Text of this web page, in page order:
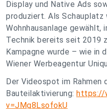
Display und Native Ads
produziert. Als Schauplatz
Wohnhausanlage gewählt,
Technik bereits seit 2019
Kampagne wurde – wie in
Wiener Werbeagentur
Der Videospot im Rahmen
Bauteilaktivierung: https://
v=JMg8LsofokU